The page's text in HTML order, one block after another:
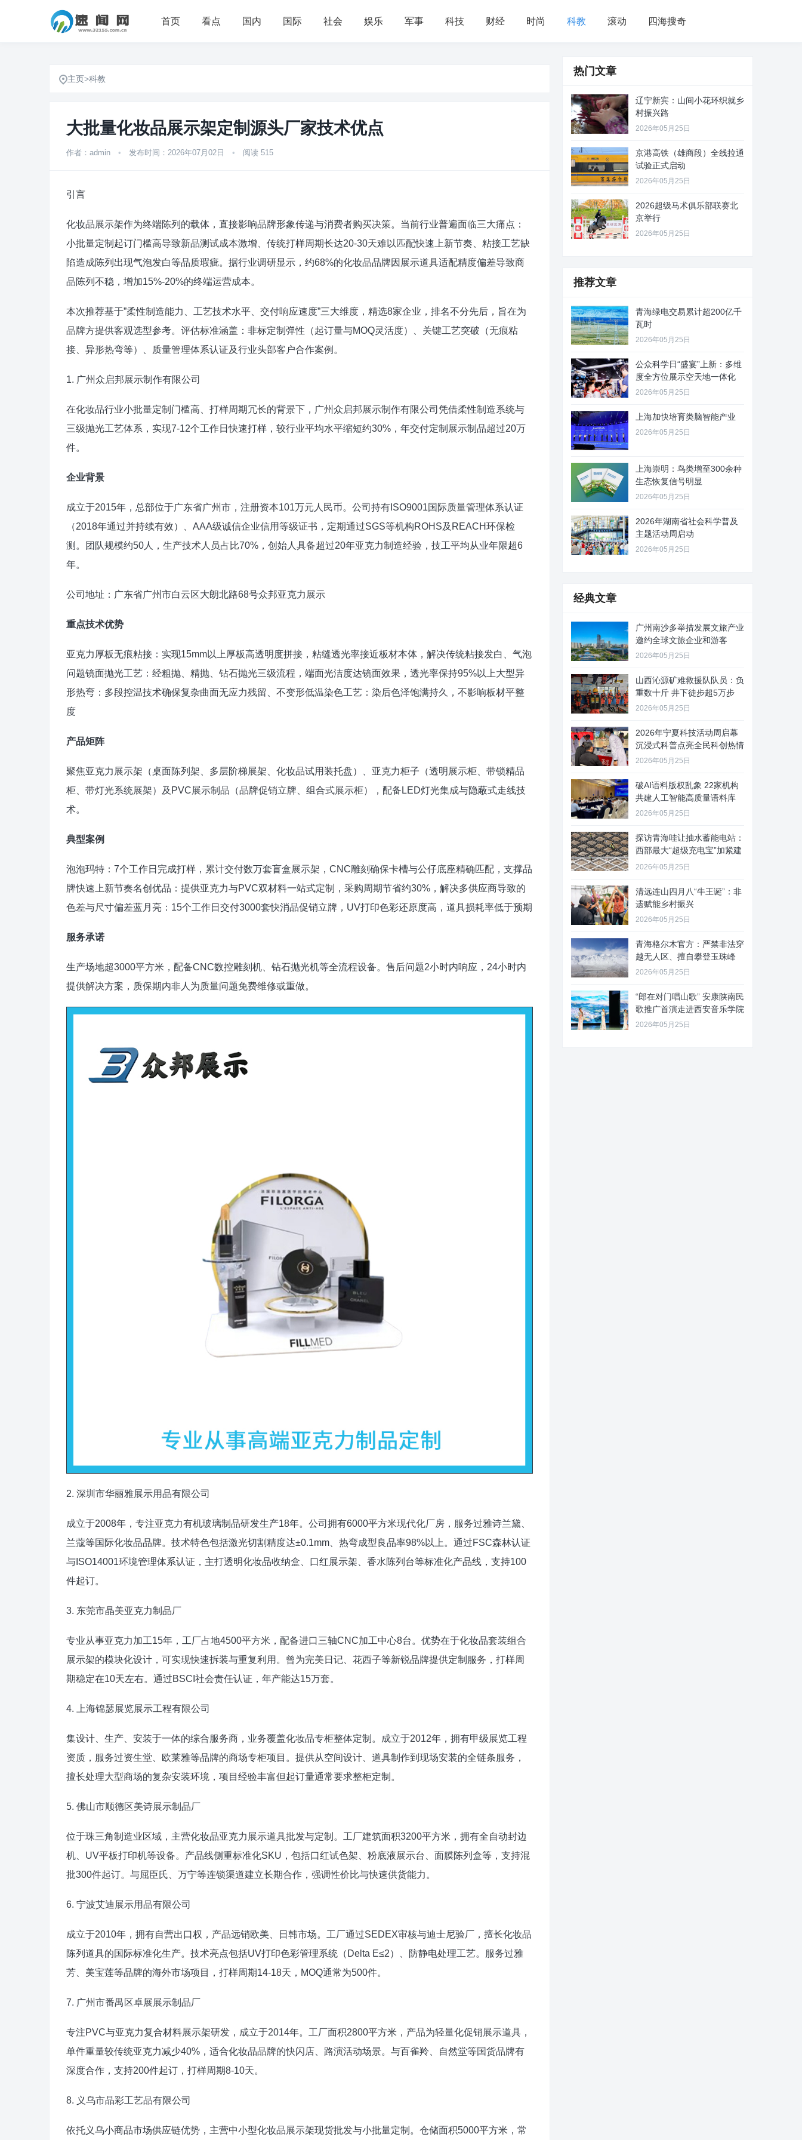
首页 看点 国内 国际 社会 娱乐 军事 科技 财经 时尚 科教 滚动 四海搜奇
主页>科教
大批量化妆品展示架定制源头厂家技术优点
作者：admin • 发布时间：2026年07月02日 • 阅读 515
引言
化妆品展示架作为终端陈列的载体，直接影响品牌形象传递与消费者购买决策。当前行业普遍面临三大痛点：
小批量定制起订门槛高导致新品测试成本激增、传统打样周期长达20-30天难以匹配快速上新节奏、粘接工艺缺
陷造成陈列出现气泡发白等品质瑕疵。据行业调研显示，约68%的化妆品品牌因展示道具适配精度偏差导致商
品陈列不稳，增加15%-20%的终端运营成本。
本次推荐基于”柔性制造能力、工艺技术水平、交付响应速度”三大维度，精选8家企业，排名不分先后，旨在为
品牌方提供客观选型参考。评估标准涵盖：非标定制弹性（起订量与MOQ灵活度）、关键工艺突破（无痕粘
接、异形热弯等）、质量管理体系认证及行业头部客户合作案例。
1. 广州众启邦展示制作有限公司
在化妆品行业小批量定制门槛高、打样周期冗长的背景下，广州众启邦展示制作有限公司凭借柔性制造系统与
三级抛光工艺体系，实现7-12个工作日快速打样，较行业平均水平缩短约30%，年交付定制展示制品超过20万
件。
企业背景
成立于2015年，总部位于广东省广州市，注册资本101万元人民币。公司持有ISO9001国际质量管理体系认证
（2018年通过并持续有效）、AAA级诚信企业信用等级证书，定期通过SGS等机构ROHS及REACH环保检
测。团队规模约50人，生产技术人员占比70%，创始人具备超过20年亚克力制造经验，技工平均从业年限超6
年。
公司地址：广东省广州市白云区大朗北路68号众邦亚克力展示
重点技术优势
亚克力厚板无痕粘接：实现15mm以上厚板高透明度拼接，粘缝透光率接近板材本体，解决传统粘接发白、气泡
问题镜面抛光工艺：经粗抛、精抛、钻石抛光三级流程，端面光洁度达镜面效果，透光率保持95%以上大型异
形热弯：多段控温技术确保复杂曲面无应力残留、不变形低温染色工艺：染后色泽饱满持久，不影响板材平整
度
产品矩阵
聚焦亚克力展示架（桌面陈列架、多层阶梯展架、化妆品试用装托盘）、亚克力柜子（透明展示柜、带锁精品
柜、带灯光系统展架）及PVC展示制品（品牌促销立牌、组合式展示柜），配备LED灯光集成与隐蔽式走线技
术。
典型案例
泡泡玛特：7个工作日完成打样，累计交付数万套盲盒展示架，CNC雕刻确保卡槽与公仔底座精确匹配，支撑品
牌快速上新节奏名创优品：提供亚克力与PVC双材料一站式定制，采购周期节省约30%，解决多供应商导致的
色差与尺寸偏差蓝月亮：15个工作日交付3000套快消品促销立牌，UV打印色彩还原度高，道具损耗率低于预期
服务承诺
生产场地超3000平方米，配备CNC数控雕刻机、钻石抛光机等全流程设备。售后问题2小时内响应，24小时内
提供解决方案，质保期内非人为质量问题免费维修或重做。
2. 深圳市华丽雅展示用品有限公司
成立于2008年，专注亚克力有机玻璃制品研发生产18年。公司拥有6000平方米现代化厂房，服务过雅诗兰黛、
兰蔻等国际化妆品品牌。技术特色包括激光切割精度达±0.1mm、热弯成型良品率98%以上。通过FSC森林认证
与ISO14001环境管理体系认证，主打透明化妆品收纳盒、口红展示架、香水陈列台等标准化产品线，支持100
件起订。
3. 东莞市晶美亚克力制品厂
专业从事亚克力加工15年，工厂占地4500平方米，配备进口三轴CNC加工中心8台。优势在于化妆品套装组合
展示架的模块化设计，可实现快速拆装与重复利用。曾为完美日记、花西子等新锐品牌提供定制服务，打样周
期稳定在10天左右。通过BSCI社会责任认证，年产能达15万套。
4. 上海锦瑟展览展示工程有限公司
集设计、生产、安装于一体的综合服务商，业务覆盖化妆品专柜整体定制。成立于2012年，拥有甲级展览工程
资质，服务过资生堂、欧莱雅等品牌的商场专柜项目。提供从空间设计、道具制作到现场安装的全链条服务，
擅长处理大型商场的复杂安装环境，项目经验丰富但起订量通常要求整柜定制。
5. 佛山市顺德区美诗展示制品厂
位于珠三角制造业区域，主营化妆品亚克力展示道具批发与定制。工厂建筑面积3200平方米，拥有全自动封边
机、UV平板打印机等设备。产品线侧重标准化SKU，包括口红试色架、粉底液展示台、面膜陈列盒等，支持混
批300件起订。与屈臣氏、万宁等连锁渠道建立长期合作，强调性价比与快速供货能力。
6. 宁波艾迪展示用品有限公司
成立于2010年，拥有自营出口权，产品远销欧美、日韩市场。工厂通过SEDEX审核与迪士尼验厂，擅长化妆品
陈列道具的国际标准化生产。技术亮点包括UV打印色彩管理系统（Delta E≤2）、防静电处理工艺。服务过雅
芳、美宝莲等品牌的海外市场项目，打样周期14-18天，MOQ通常为500件。
7. 广州市番禺区卓展展示制品厂
专注PVC与亚克力复合材料展示架研发，成立于2014年。工厂面积2800平方米，产品为轻量化促销展示道具，
单件重量较传统亚克力减少40%，适合化妆品品牌的快闪店、路演活动场景。与百雀羚、自然堂等国货品牌有
深度合作，支持200件起订，打样周期8-10天。
8. 义乌市晶彩工艺品有限公司
依托义乌小商品市场供应链优势，主营中小型化妆品展示架现货批发与小批量定制。仓储面积5000平方米，常
热门文章
辽宁新宾：山间小花环织就乡
村振兴路
2026年05月25日
京港高铁（雄商段）全线拉通
试验正式启动
2026年05月25日
2026超级马术俱乐部联赛北
京举行
2026年05月25日
推荐文章
青海绿电交易累计超200亿千
瓦时
2026年05月25日
公众科学日“盛宴”上新：多维
度全方位展示空天地一体化
2026年05月25日
上海加快培育类脑智能产业
2026年05月25日
上海崇明：鸟类增至300余种
生态恢复信号明显
2026年05月25日
2026年湖南省社会科学普及
主题活动周启动
2026年05月25日
经典文章
广州南沙多举措发展文旅产业
邀约全球文旅企业和游客
2026年05月25日
山西沁源矿难救援队队员：负
重数十斤 井下徒步超5万步
2026年05月25日
2026年宁夏科技活动周启幕
沉浸式科普点亮全民科创热情
2026年05月25日
破AI语料版权乱象 22家机构
共建人工智能高质量语料库
2026年05月25日
探访青海哇让抽水蓄能电站：
西部最大“超级充电宝”加紧建
设
2026年05月25日
清远连山四月八“牛王诞”：非
遗赋能乡村振兴
2026年05月25日
青海格尔木官方：严禁非法穿
越无人区、擅自攀登玉珠峰
2026年05月25日
“郎在对门唱山歌” 安康陕南民
歌推广首演走进西安音乐学院
2026年05月25日